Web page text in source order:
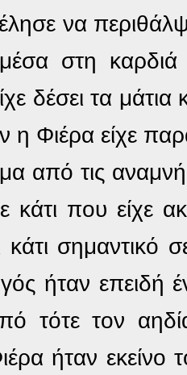
να
στη καρδιά
δέσει τα
η Φιέρα είχε
από τις
κάτι που είχε
κάτι
ήταν
τότε τον
ήταν εκείνο